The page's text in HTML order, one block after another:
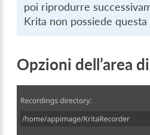
poi riprodurre
Krita non possiede questa
Opzioni dell’area